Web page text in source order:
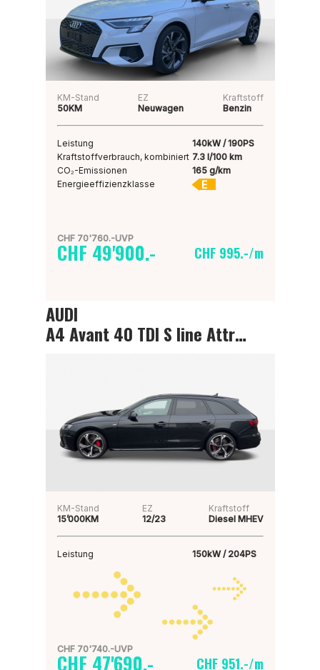
KM-Stand
50KM
EZ
Neuwagen
Kraftstoff
Benzin
Leistung
140kW / 190PS
Kraftstoffverbrauch, kombiniert 7.3 l/100 km
CO₂-Emissionen
165 g/km
Energieeffizienzklasse
E
CHF 70'760.-UVP
CHF 49'900.- CHF 995.-/m
AUDI
A4 Avant 40 TDI S line Attraction
KM-Stand
15’000KM
EZ
12/23
Kraftstoff
Diesel MHEV
Leistung 150kW / 204PS
CHF 70'740.-UVP
CHF 47'690.- CHF 951.-/m